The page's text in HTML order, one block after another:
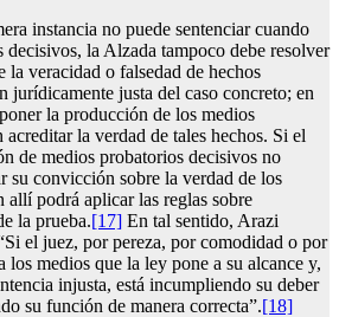
instancia no puede sentenciar cuando
decisivos, la Alzada tampoco debe resolver
la veracidad o falsedad de hechos
jurídicamente justa del caso concreto; en
la producción de los medios
la verdad de tales hechos. Si el
de medios probatorios decisivos no
su convicción sobre la verdad de los
allí podrá aplicar las reglas sobre
la prueba.[17] En tal sentido, Arazi
el juez, por pereza, por comodidad o por
medios que la ley pone a su alcance y,
injusta, está incumpliendo su deber
su función de manera correcta”.[18]